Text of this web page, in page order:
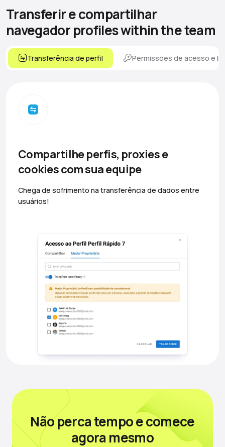
Transferir e compartilhar
navegadorprofiles within the team
Transferência de perfil Permissões de acesso e
Compartilhe perfis, proxies e
cookies com sua equipe
Chega de sofrimento na transferência de dados entre
usuários!
Não perca tempoe comece
agora mesmo